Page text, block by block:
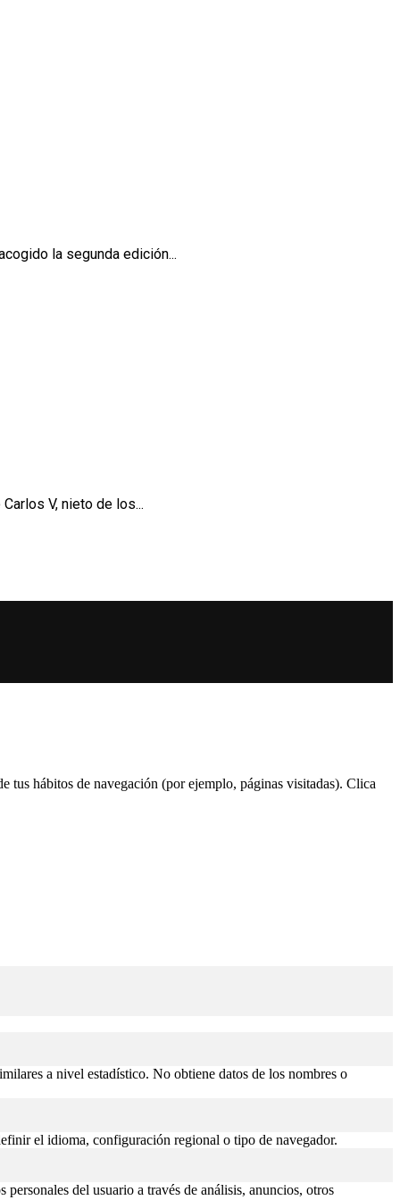
la segunda edición...
V, nieto de los...
tus hábitos de navegación (por ejemplo, páginas visitadas). Clica
a nivel estadístico. No obtiene datos de los nombres o
el idioma, configuración regional o tipo de navegador.
del usuario a través de análisis, anuncios, otros